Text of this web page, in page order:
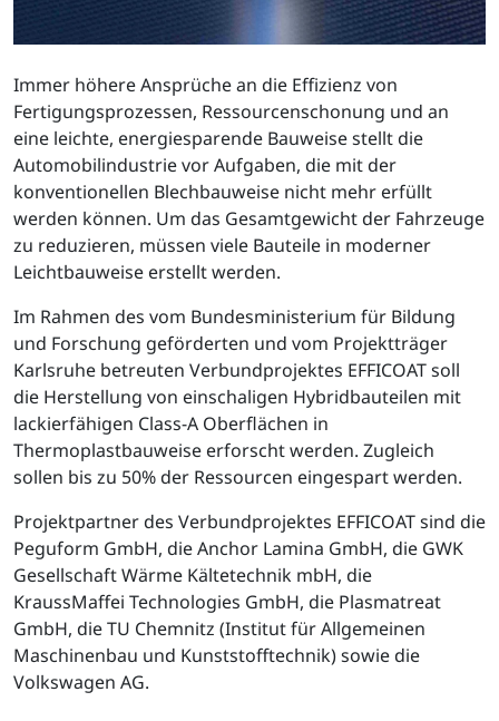
Immer höhere Ansprüche an die Effizienz von
Fertigungsprozessen, Ressourcenschonung und an
eine leichte, energiesparende Bauweise stellt die
Automobilindustrie vor Aufgaben, die mit der
konventionellen Blechbauweise nicht mehr erfüllt
werden können. Um das Gesamtgewicht der Fahrzeuge
zu reduzieren, müssen viele Bauteile in moderner
Leichtbauweise erstellt werden.
Im Rahmen des vom Bundesministerium für Bildung
und Forschung geförderten und vom Projektträger
Karlsruhe betreuten Verbundprojektes EFFICOAT soll
die Herstellung von einschaligen Hybridbauteilen mit
lackierfähigen Class-A Oberflächen in
Thermoplastbauweise erforscht werden. Zugleich
sollen bis zu 50% der Ressourcen eingespart werden.
Projektpartner des Verbundprojektes EFFICOAT sind die
Peguform GmbH, die Anchor Lamina GmbH, die GWK
Gesellschaft Wärme Kältetechnik mbH, die
KraussMaffei Technologies GmbH, die Plasmatreat
GmbH, die TU Chemnitz (Institut für Allgemeinen
Maschinenbau und Kunststofftechnik) sowie die
Volkswagen AG.